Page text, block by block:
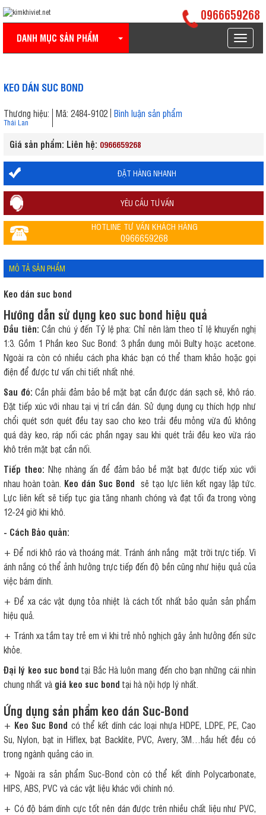
Toggle
DANH MỤC SẢN PHẨM
0966659268
KEO DÁN SUC BOND
Thương hiệu:
Thái Lan
Mã: 2484-9102 Bình luận sản phẩm
Giá sản phẩm: Liên hệ: 0966659268
ĐẶT HÀNG NHANH
YÊU CẦU TƯ VẤN
HOTLINE TƯ VẤN KHÁCH HÀNG
0966659268
MÔ TẢ SẢN PHẨM
Keo dán suc bond
Hướng dẫn sử dụng keo suc bond hiệu quả
Đầu tiên:Cần chú ý đến Tỷ lệ pha: Chỉ nên làm theo tỉ lệ khuyến nghị
1:3. Gồm 1 Phần keo Suc Bond: 3 phần dung môi Bulty hoặc acetone.
Ngoài ra còn có nhiều cách pha khác bạn có thể tham khảo hoặc gọi
điện để được tư vấn chi tiết nhất nhé.
Sau đó: Cần phải đảm bảo bề mặt bạt cần được dán sạch sẽ, khô ráo.
Đặt tiếp xúc với nhau tại vị trí cần dán. Sử dụng dụng cụ thích hợp như
chổi quét sơn quét đều tay sao cho keo trải đều mỏng vừa đủ không
quá dày keo, ráp nối các phần ngay sau khi quét trải đều keo vừa ráo
khô trên mặt bạt cần nối.
Tiếp theo: Nhẹ nhàng ấn để đảm bảo bề mặt bạt được tiếp xúc với
nhau hoàn toàn. Keo dán Suc Bond sẽ tạo lực liên kết ngay lập tức.
Lực liên kết sẽ tiếp tục gia tăng nhanh chóng và đạt tối đa trong vòng
12-24 giờ khi khô.
- Cách Bảo quản:
+ Để nơi khô ráo và thoáng mát. Tránh ánh nắng mặt trời trực tiếp. Vì
ánh nắng có thể ảnh hưởng trực tiếp đến độ bền cũng như hiệu quả của
việc bám dính.
+ Để xa các vật dụng tỏa nhiệt là cách tốt nhất bảo quản sản phẩm
hiệu quả.
+ Tránh xa tầm tay trẻ em vì khi trẻ nhỏ nghịch gây ảnh hưởng đến sức
khỏe.
Đại lý keo suc bond tại Bắc Hà luôn mang đến cho bạn những cái nhìn
chung nhất và giá keo suc bond tại hà nội hợp lý nhất.
Ứng dụng sản phẩm keo dán Suc-Bond
+ Keo Suc Bond có thể kết dính các loại nhựa HDPE, LDPE, PE, Cao
Su, Nylon, bạt in Hiflex, bạt Backlite, PVC, Avery, 3M…hầu hết đều có
trong ngành quảng cáo in.
+ Ngoài ra sản phẩm Suc-Bond còn có thể kết dính Polycarbonate,
HIPS, ABS, PVC và các vật liệu khác với chính nó.
+ Có độ bám dính cực tốt nên dán được trên nhiều chất liệu như PVC,